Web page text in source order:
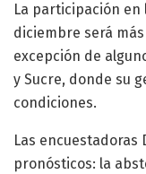
La participación en
diciembre será
excepción de
y Sucre, donde su
condiciones.
Las encuestadoras
pronósticos: la